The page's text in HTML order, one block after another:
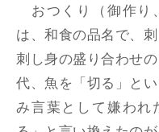
おつくり（御作り
は、和食の品名で、
刺し身の盛り合わせ
代、魚を「切る」と
み言葉として嫌われ